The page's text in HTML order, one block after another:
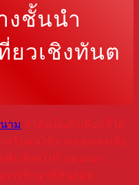
งชั้นนำ
ยวเชิงทันต
าม กำลังเป็นตัวเลือกที่ได้
รับคนไข้จากออสเตรเลีย
ซีย สิงคโปร์ แคนาดา…
การรักษาที่ทันสมัย